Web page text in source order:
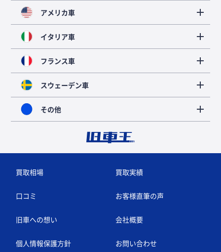
アメリカ車
イタリア車
フランス車
スウェーデン車
その他
買取相場 買取実績
口コミ お客様直筆の声
旧車への想い 会社概要
個人情報保護方針 お問い合わせ